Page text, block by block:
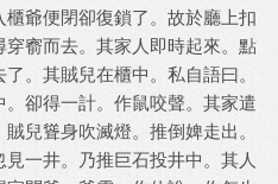
爺便閉卻復鎖了。故於廳上扣
窬而去。其家人即時起來。點
。其賊兒在櫃中。私自語曰。
卻得一計。作鼠咬聲。其家遣
兒聳身吹滅燈。推倒婢走出。
一井。乃推巨石投井中。其人